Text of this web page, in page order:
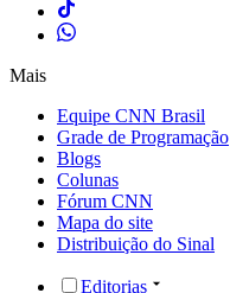
Mais
Equipe CNN Brasil
Grade de Programação
Blogs
Colunas
Fórum CNN
Mapa do site
Distribuição do Sinal
Editorias